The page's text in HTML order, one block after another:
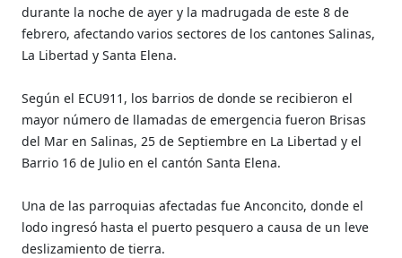
durante la noche de ayer y la madrugada de este 8 de
febrero, afectando varios sectores de los cantones Salinas,
La Libertad y Santa Elena.
Según el ECU911, los barrios de donde se recibieron el
mayor número de llamadas de emergencia fueron Brisas
del Mar en Salinas, 25 de Septiembre en La Libertad y el
Barrio 16 de Julio en el cantón Santa Elena.
Una de las parroquias afectadas fue Anconcito, donde el
lodo ingresó hasta el puerto pesquero a causa de un leve
deslizamiento de tierra.